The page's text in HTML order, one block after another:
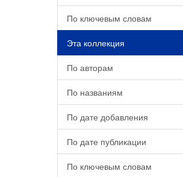
По ключевым словам
Эта коллекция
По авторам
По названиям
По дате добавления
По дате публикации
По ключевым словам